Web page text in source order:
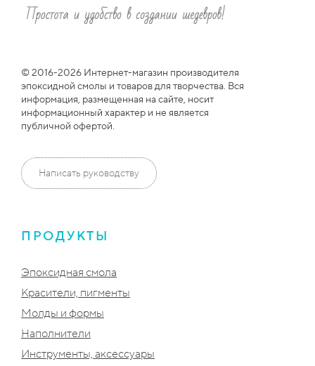
© 2016-2026 Интернет-магазин производителя
эпоксидной смолы и товаров для творчества. Вся
информация, размещенная на сайте, носит
информационный характер и не является
публичной офертой.
Написать руководству
ПРОДУКТЫ
Эпоксидная смола
Красители, пигменты
Молды и формы
Наполнители
Инструменты, аксессуары